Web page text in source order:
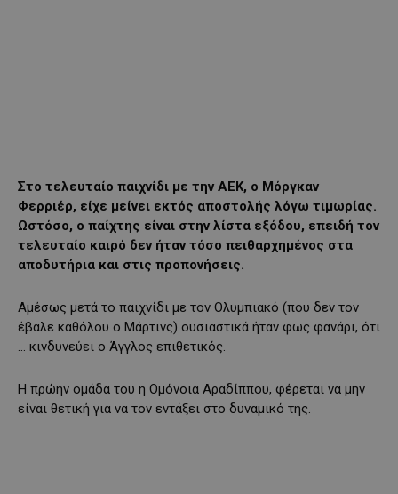
Στο τελευταίο παιχνίδι με την ΑΕΚ, ο Μόργκαν
Φερριέρ, είχε μείνει εκτός αποστολής λόγω τιμωρίας.
Ωστόσο, ο παίχτης είναι στην λίστα εξόδου, επειδή τον
τελευταίο καιρό δεν ήταν τόσο πειθαρχημένος στα
αποδυτήρια και στις προπονήσεις.
Αμέσως μετά το παιχνίδι με τον Ολυμπιακό (που δεν τον
έβαλε καθόλου ο Μάρτινς) ουσιαστικά ήταν φως φανάρι, ότι
… κινδυνεύει ο Άγγλος επιθετικός.
Η πρώην ομάδα του η Ομόνοια Αραδίππου, φέρεται να μην
είναι θετική για να τον εντάξει στο δυναμικό της.